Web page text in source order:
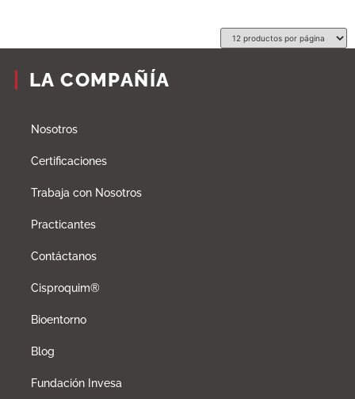
LA COMPAÑÍA
Nosotros
Certificaciones
Trabaja con Nosotros
Practicantes
Contáctanos
Cisproquim®
Bioentorno
Blog
Fundación Invesa